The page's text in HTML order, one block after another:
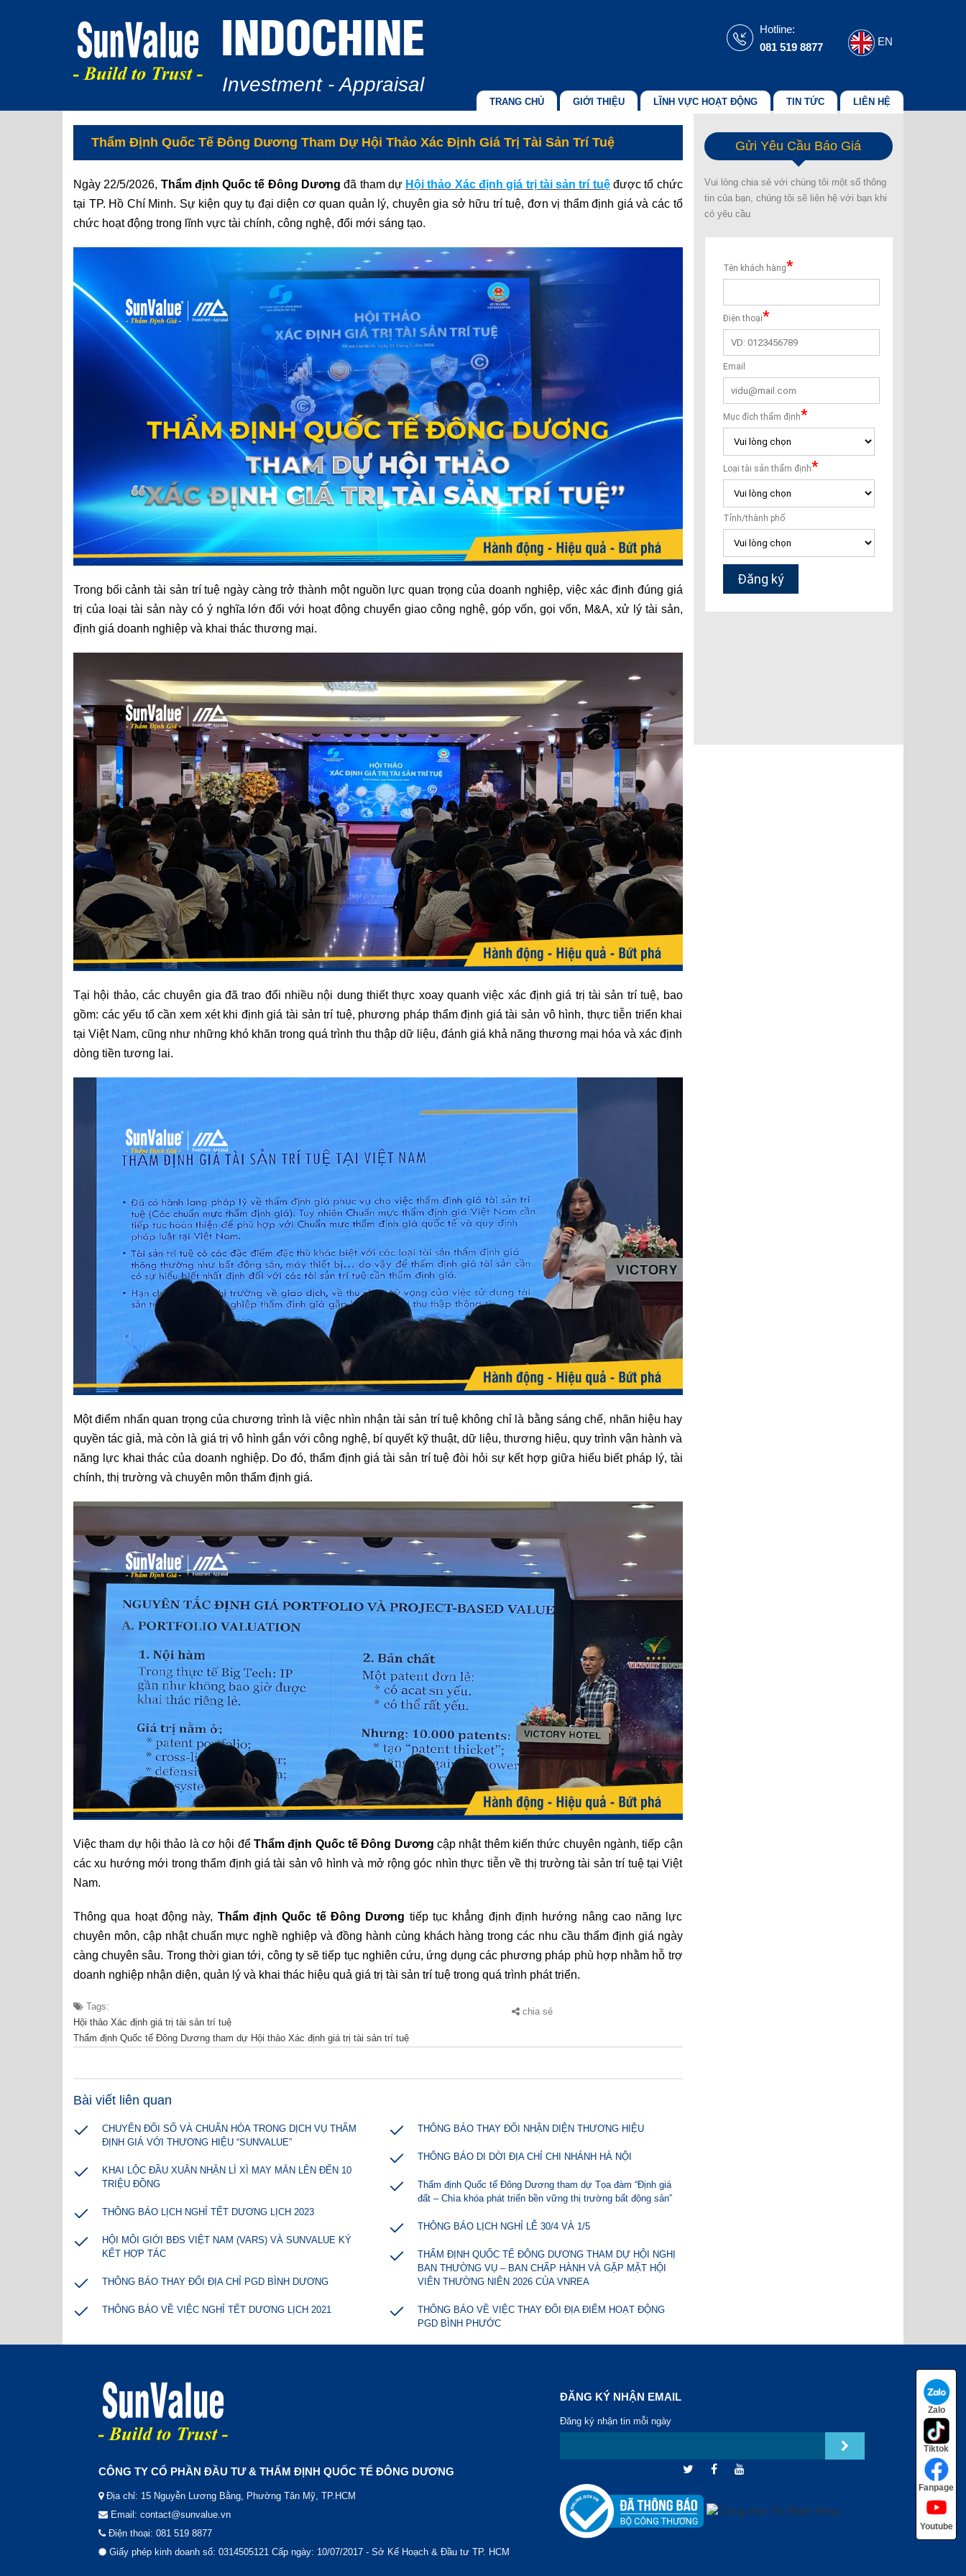
INDOCHINE
Investment - Appraisal
Hotline:
081 519 8877
EN
TRANG CHỦ GIỚI THIỆU LĨNH VỰC HOẠT ĐỘNG TIN TỨC LIÊN HỆ
Thẩm Định Quốc Tế Đông Dương Tham Dự Hội Thảo Xác Định Giá Trị Tài Sản Trí Tuệ
Ngày 22/5/2026, Thẩm định Quốc tế Đông Dương đã tham dự Hội thảo Xác định giá trị tài sản trí tuệđược tổ chức
tại TP. Hồ Chí Minh. Sự kiện quy tụ đại diện cơ quan quản lý, chuyên gia sở hữu trí tuệ, đơn vị thẩm định giá và các tổ
chức hoạt động trong lĩnh vực tài chính, công nghệ, đổi mới sáng tạo.
Trong bối cảnh tài sản trí tuệ ngày càng trở thành một nguồn lực quan trọng của doanh nghiệp, việc xác định đúng giá
trị của loại tài sản này có ý nghĩa lớn đối với hoạt động chuyển giao công nghệ, góp vốn, gọi vốn, M&A, xử lý tài sản,
định giá doanh nghiệp và khai thác thương mại.
Tại hội thảo, các chuyên gia đã trao đổi nhiều nội dung thiết thực xoay quanh việc xác định giá trị tài sản trí tuệ, bao
gồm: các yếu tố cần xem xét khi định giá tài sản trí tuệ, phương pháp thẩm định giá tài sản vô hình, thực tiễn triển khai
tại Việt Nam, cũng như những khó khăn trong quá trình thu thập dữ liệu, đánh giá khả năng thương mại hóa và xác định
dòng tiền tương lai.
Một điểm nhấn quan trọng của chương trình là việc nhìn nhận tài sản trí tuệ không chỉ là bằng sáng chế, nhãn hiệu hay
quyền tác giả, mà còn là giá trị vô hình gắn với công nghệ, bí quyết kỹ thuật, dữ liệu, thương hiệu, quy trình vận hành và
năng lực khai thác của doanh nghiệp. Do đó, thẩm định giá tài sản trí tuệ đòi hỏi sự kết hợp giữa hiểu biết pháp lý, tài
chính, thị trường và chuyên môn thẩm định giá.
Việc tham dự hội thảo là cơ hội để Thẩm định Quốc tế Đông Dương cập nhật thêm kiến thức chuyên ngành, tiếp cận
các xu hướng mới trong thẩm định giá tài sản vô hình và mở rộng góc nhìn thực tiễn về thị trường tài sản trí tuệ tại Việt
Nam.
Thông qua hoạt động này, Thẩm định Quốc tế Đông Dương tiếp tục khẳng định định hướng nâng cao năng lực
chuyên môn, cập nhật chuẩn mực nghề nghiệp và đồng hành cùng khách hàng trong các nhu cầu thẩm định giá ngày
càng chuyên sâu. Trong thời gian tới, công ty sẽ tiếp tục nghiên cứu, ứng dụng các phương pháp phù hợp nhằm hỗ trợ
doanh nghiệp nhận diện, quản lý và khai thác hiệu quả giá trị tài sản trí tuệ trong quá trình phát triển.
Tags:
Hội thảo Xác định giá trị tài sản trí tuệ
Thẩm định Quốc tế Đông Dương tham dự Hội thảo Xác định giá trị tài sản trí tuệ
chia sẻ
Bài viết liên quan
CHUYỂN ĐỔI SỐ VÀ CHUẨN HÓA TRONG DỊCH VỤ THẨM
ĐỊNH GIÁ VỚI THƯƠNG HIỆU “SUNVALUE”
KHAI LỘC ĐẦU XUÂN NHẬN LÌ XÌ MAY MẮN LÊN ĐẾN 10
TRIỆU ĐỒNG
THÔNG BÁO LỊCH NGHỈ TẾT DƯƠNG LỊCH 2023
HỘI MÔI GIỚI BĐS VIỆT NAM (VARS) VÀ SUNVALUE KÝ
KẾT HỢP TÁC
THÔNG BÁO THAY ĐỔI ĐỊA CHỈ PGD BÌNH DƯƠNG
THÔNG BÁO VỀ VIỆC NGHỈ TẾT DƯƠNG LỊCH 2021
THÔNG BÁO THAY ĐỔI NHẬN DIỆN THƯƠNG HIỆU
THÔNG BÁO DI DỜI ĐỊA CHỈ CHI NHÁNH HÀ NỘI
Thẩm định Quốc tế Đông Dương tham dự Tọa đàm “Định giá
đất – Chìa khóa phát triển bền vững thị trường bất động sản”
THÔNG BÁO LỊCH NGHỈ LỄ 30/4 VÀ 1/5
THẨM ĐỊNH QUỐC TẾ ĐÔNG DƯƠNG THAM DỰ HỘI NGHỊ
BAN THƯỜNG VỤ – BAN CHẤP HÀNH VÀ GẶP MẶT HỘI
VIÊN THƯỜNG NIÊN 2026 CỦA VNREA
THÔNG BÁO VỀ VIỆC THAY ĐỔI ĐỊA ĐIỂM HOẠT ĐỘNG
PGD BÌNH PHƯỚC
Gửi Yêu Cầu Báo Giá
Vui lòng chia sẻ với chúng tôi một số thông
tin của bạn, chúng tôi sẽ liên hệ với bạn khi
có yêu cầu
CÔNG TY CỔ PHẦN ĐẦU TƯ & THẨM ĐỊNH QUỐC TẾ ĐÔNG DƯƠNG
Địa chỉ: 15 Nguyễn Lương Bằng, Phường Tân Mỹ, TP.HCM
Email: contact@sunvalue.vn
Điện thoại: 081 519 8877
Giấy phép kinh doanh số: 0314505121 Cấp ngày: 10/07/2017 - Sở Kế Hoạch & Đầu tư TP. HCM
ĐĂNG KÝ NHẬN EMAIL
Đăng ký nhận tin mỗi ngày
Zalo
Tiktok
Fanpage
Youtube